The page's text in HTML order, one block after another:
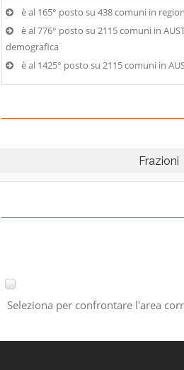
è al 165° posto su 438 comuni in
è al 776° posto su 2115 comuni in
demografica
è al 1425° posto su 2115 comuni in
Frazioni
Seleziona per confrontare l'area